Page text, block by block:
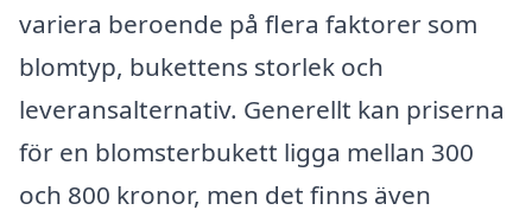
variera beroende på flera faktorer som
blomtyp, bukettens storlek och
leveransalternativ. Generellt kan priserna
för en blomsterbukett ligga mellan 300
och 800 kronor, men det finns även